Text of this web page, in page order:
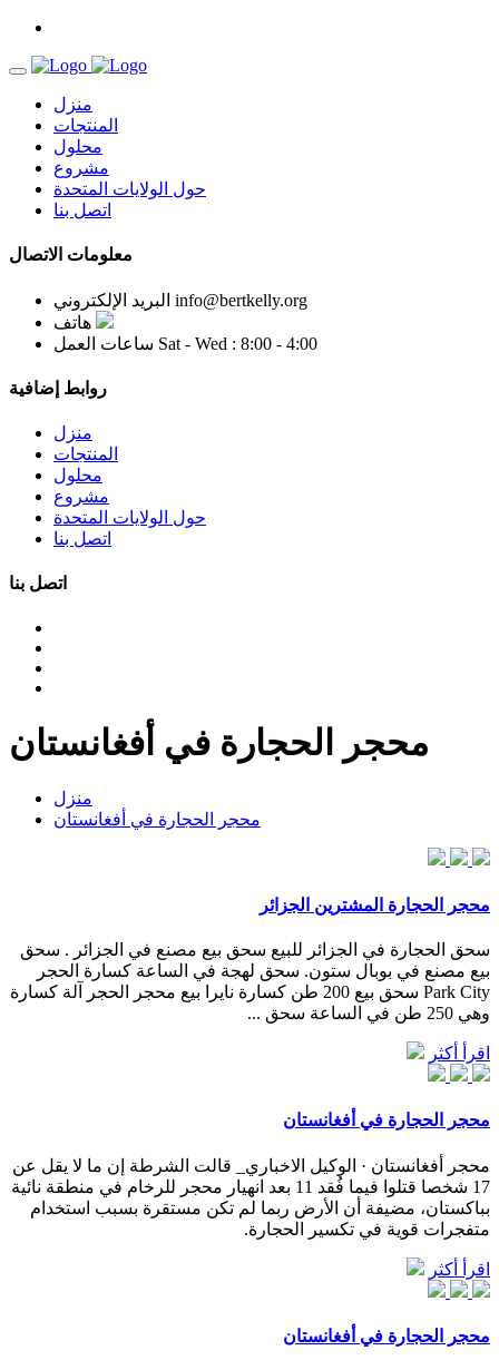
منزل
المنتجات
محلول
مشروع
حول الولايات المتحدة
اتصل بنا
معلومات الاتصال
البريد الإلكتروني info@bertkelly.org
هاتف
ساعات العمل Sat - Wed : 8:00 - 4:00
روابط إضافية
منزل
المنتجات
محلول
مشروع
حول الولايات المتحدة
اتصل بنا
اتصل بنا
محجر الحجارة في أفغانستان
منزل
محجر الحجارة في أفغانستان
محجر الحجارة المشترين الجزائر
سحق الحجارة في الجزائر للبيع سحق بيع مصنع في الجزائر . سحق
بيع مصنع في بوبال ستون. سحق لهجة في الساعة كسارة الحجر
Park City سحق بيع 200 طن كسارة نايرا بيع محجر الحجر آلة كسارة
وهي 250 طن في الساعة سحق ...
اقرأ أكثر
محجر الحجارة في أفغانستان
محجر أفغانستان · الوكيل الاخباري_ قالت الشرطة إن ما لا يقل عن
17 شخصا قتلوا فيما فُقد 11 بعد انهيار محجر للرخام في منطقة نائية
بباكستان، مضيفة أن الأرض ربما لم تكن مستقرة بسبب استخدام
متفجرات قوية في تكسير الحجارة.
اقرأ أكثر
محجر الحجارة في أفغانستان